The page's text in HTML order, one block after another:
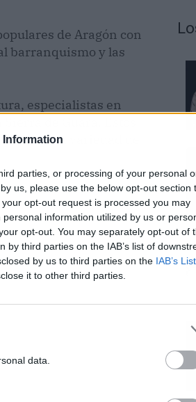
Information
parties, or processing of your personal
us, please use the below opt-out section
opt-out request is processed you may
information utilized by us or
opt-out. You may separately opt-out of
third parties on the IAB’s list of
by us to third parties on the IAB’s
it to other third parties.
data.
de Aragón con
barranquismo y las
especialistas en
de Guara. Estos
la gran variedad de